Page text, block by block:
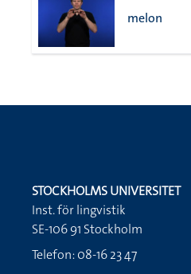
melon
STOCKHOLMS UNIVERSITET
Inst. för lingvistik
SE-106 91 Stockholm
Telefon: 08-16 23 47